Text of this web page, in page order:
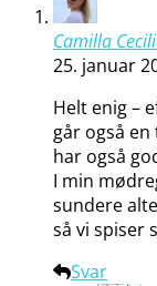
Camilla
25. januar
Helt enig –
går også
har også
I min
sundere
så vi spiser
Svar